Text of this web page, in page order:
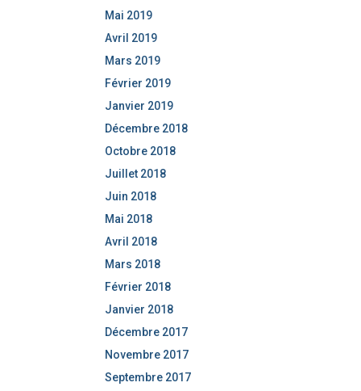
Mai 2019
Avril 2019
Mars 2019
Février 2019
Janvier 2019
Décembre 2018
Octobre 2018
Juillet 2018
Juin 2018
Mai 2018
Avril 2018
Mars 2018
Février 2018
Janvier 2018
Décembre 2017
Novembre 2017
Septembre 2017